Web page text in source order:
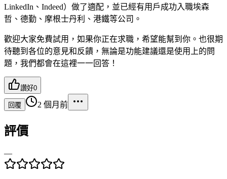
LinkedIn、Indeed）做了適配，並已經有用戶成功入職埃森
哲、德勤、摩根士丹利、港鐵等公司。
歡迎大家免費試用，如果你正在求職，希望能幫到你。也很期
待聽到各位的意見和反饋，無論是功能建議還是使用上的問
題，我們都會在這裡一一回答！
讚好0
回覆 2 個月前
評價
—